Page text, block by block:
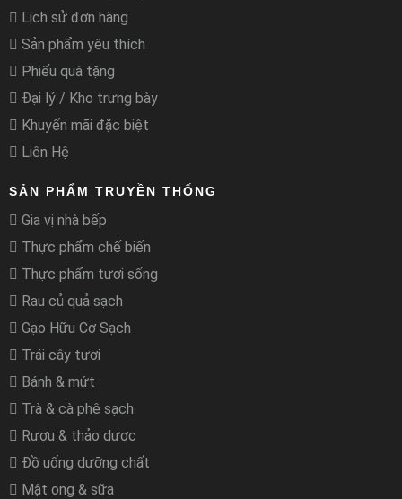
Lịch sử đơn hàng
Sản phẩm yêu thích
Phiếu quà tặng
Đại lý / Kho trưng bày
Khuyến mãi đặc biệt
Liên Hệ
SẢN PHẨM TRUYỀN THỐNG
Gia vị nhà bếp
Thực phẩm chế biến
Thực phẩm tươi sống
Rau củ quả sạch
Gạo Hữu Cơ Sạch
Trái cây tươi
Bánh & mứt
Trà & cà phê sạch
Rượu & thảo dược
Đồ uống dưỡng chất
Mật ong & sữa